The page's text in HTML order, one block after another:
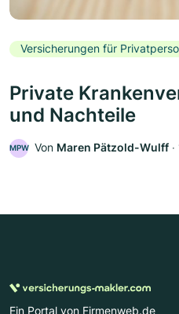
Versicherungen für
Private
und Nachteile
MPW Von Maren Pätzold-Wulff ‧
Ein Portal von Firmenweb.de